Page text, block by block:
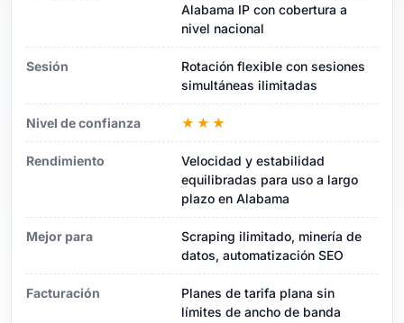
Alabama IP con cobertura a
nivel nacional
Sesión
Rotación flexible con sesiones
simultáneas ilimitadas
Nivel de confianza ★★★
Rendimiento
Velocidad y estabilidad
equilibradas para uso a largo
plazo en Alabama
Mejor para
Scraping ilimitado, minería de
datos, automatización SEO
Facturación
Planes de tarifa plana sin
límites de ancho de banda